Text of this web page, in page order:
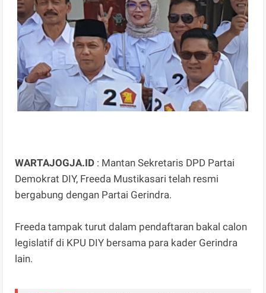
WARTAJOGJA.ID : Mantan Sekretaris DPD Partai
Demokrat DIY, Freeda Mustikasari telah resmi
bergabung dengan Partai Gerindra.
Freeda tampak turut dalam pendaftaran bakal calon
legislatif di KPU DIY bersama para kader Gerindra
lain.